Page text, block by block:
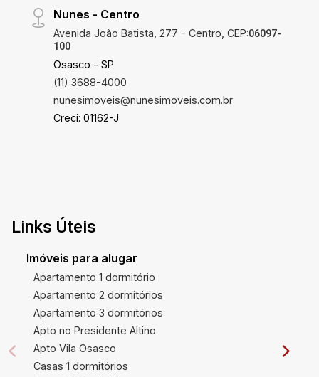
Nunes - Centro
Avenida João Batista, 277 - Centro, CEP:06097-
100
Osasco - SP
(11) 3688-4000
nunesimoveis@nunesimoveis.com.br
Creci: 01162-J
Links Úteis
Imóveis para alugar
Apartamento 1 dormitório
Apartamento 2 dormitórios
Apartamento 3 dormitórios
Apto no Presidente Altino
Apto Vila Osasco
Casas 1 dormitórios